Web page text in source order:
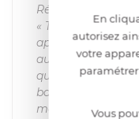
Réponse de
« Trop cher »
approprié de dire
autres moules
qualité. En effet
base, faite pour
matière unique
En
autorisez
votre
paramétrer
Vous